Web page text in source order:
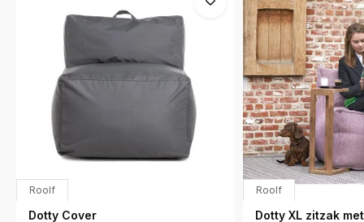
Roolf
Dotty Cover
Roolf
Dotty XL zitzak